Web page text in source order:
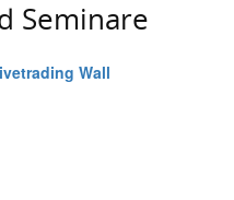
Seminare